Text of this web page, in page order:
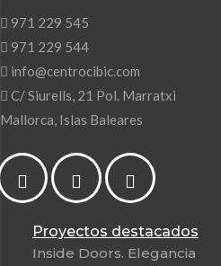
971 229 545
971 229 544
info@centrocibic.com
C/ Siurells, 21 Pol. Marratxi
Mallorca, Islas Baleares
Proyectos destacados
Inside Doors. Elegancia